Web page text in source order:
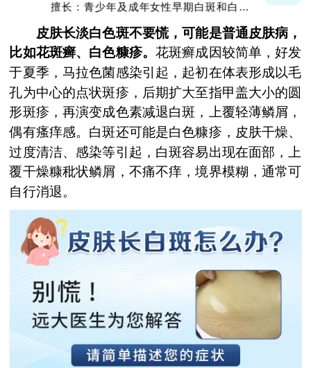
擅长：青少年及成年女性早期白斑和白斑的
皮肤长淡白色斑不要慌，可能是普通皮肤病，
比如花斑癣、白色糠疹。花斑癣成因较简单，好发
于夏季，马拉色菌感染引起，起初在体表形成以毛
孔为中心的点状斑疹，后期扩大至指甲盖大小的圆
形斑疹，再演变成色素减退白斑，上覆轻薄鳞屑，
偶有瘙痒感。白斑还可能是白色糠疹，皮肤干燥、
过度清洁、感染等引起，白斑容易出现在面部，上
覆干燥糠秕状鳞屑，不痛不痒，境界模糊，通常可
自行消退。